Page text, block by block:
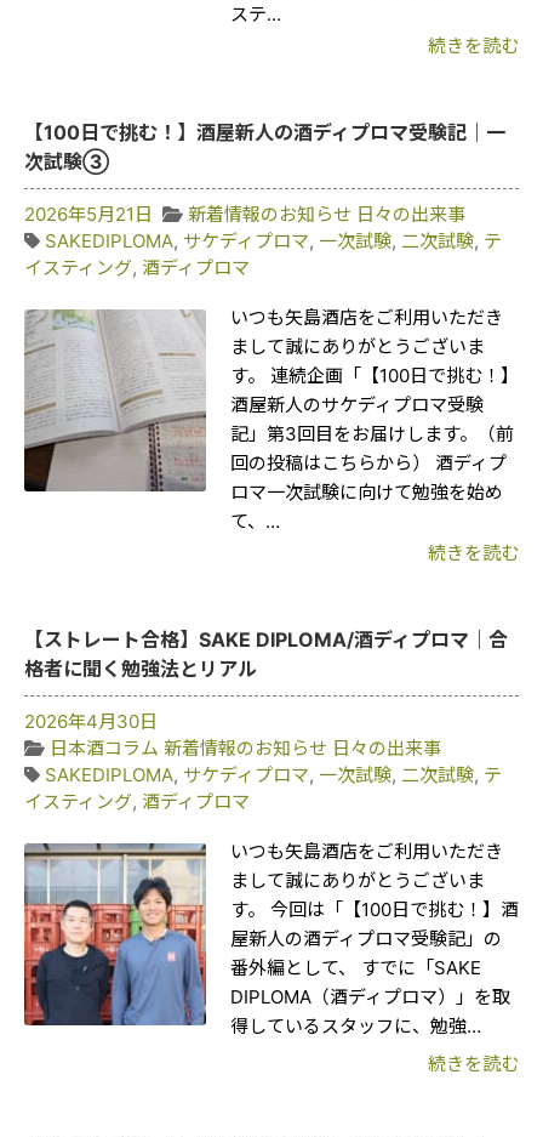
ステ…
続きを読む
【100日で挑む！】酒屋新人の酒ディプロマ受験記｜一
次試験③
2026年5月21日 新着情報のお知らせ 日々の出来事
SAKEDIPLOMA, サケディプロマ, 一次試験, 二次試験, テ
イスティング, 酒ディプロマ
いつも矢島酒店をご利用いただき
まして誠にありがとうございま
す。 連続企画「【100日で挑む！】
酒屋新人のサケディプロマ受験
記」第3回目をお届けします。（前
回の投稿はこちらから） 酒ディプ
ロマ一次試験に向けて勉強を始め
て、…
続きを読む
【ストレート合格】SAKE DIPLOMA/酒ディプロマ｜合
格者に聞く勉強法とリアル
2026年4月30日
日本酒コラム 新着情報のお知らせ 日々の出来事
SAKEDIPLOMA, サケディプロマ, 一次試験, 二次試験, テ
イスティング, 酒ディプロマ
いつも矢島酒店をご利用いただき
まして誠にありがとうございま
す。 今回は「【100日で挑む！】酒
屋新人の酒ディプロマ受験記」の
番外編として、 すでに「SAKE
DIPLOMA（酒ディプロマ）」を取
得しているスタッフに、勉強…
続きを読む